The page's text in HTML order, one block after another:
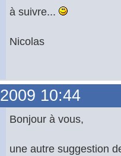
à suivre...
Nicolas
10:44
Bonjour à vous,
une autre suggestion